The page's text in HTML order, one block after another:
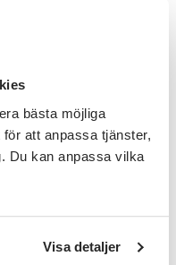
bästa möjliga
att anpassa tjänster,
Du kan anpassa vilka
Visa detaljer
att köpa på
i kurslokalen mellan